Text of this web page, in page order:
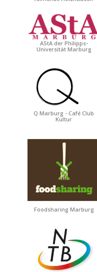
AStA der Philipps-
Universität Marburg
Q Marburg - Café Club
Kultur
Foodsharing Marburg